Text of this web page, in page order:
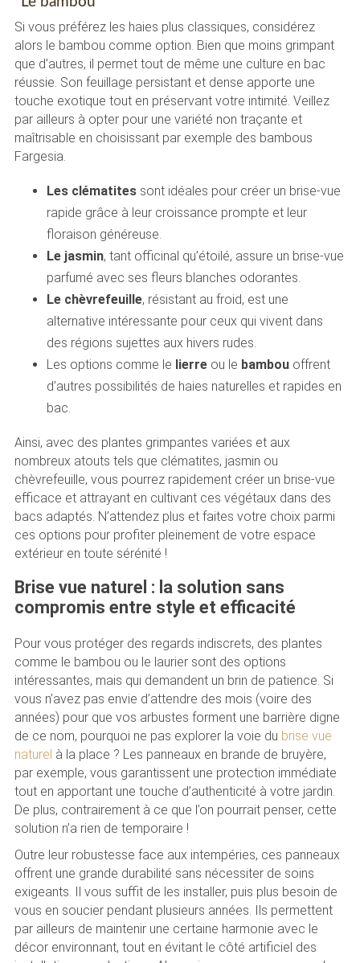
Si vous préférez les haies plus classiques, considérez
alors le bambou comme option. Bien que moins grimpant
que d’autres, il permet tout de même une culture en bac
réussie. Son feuillage persistant et dense apporte une
touche exotique tout en préservant votre intimité. Veillez
par ailleurs à opter pour une variété non traçante et
maîtrisable en choisissant par exemple des bambous
Fargesia.
Les clématitessont idéales pour créer un brise-vue
rapide grâce à leur croissance prompte et leur
floraison généreuse.
Le jasmin, tant officinal qu’étoilé, assure un brise-vue
parfumé avec ses fleurs blanches odorantes.
Le chèvrefeuille, résistant au froid, est une
alternative intéressante pour ceux qui vivent dans
des régions sujettes aux hivers rudes.
Les options comme le lierreou le bambouoffrent
d’autres possibilités de haies naturelles et rapides en
bac.
Ainsi, avec des plantes grimpantes variées et aux
nombreux atouts tels que clématites, jasmin ou
chèvrefeuille, vous pourrez rapidement créer un brise-vue
efficace et attrayant en cultivant ces végétaux dans des
bacs adaptés. N’attendez plus et faites votre choix parmi
ces options pour profiter pleinement de votre espace
extérieur en toute sérénité !
Brise vue naturel : la solution sans
compromis entre style et efficacité
Pour vous protéger des regards indiscrets, des plantes
comme le bambou ou le laurier sont des options
intéressantes, mais qui demandent un brin de patience. Si
vous n’avez pas envie d’attendre des mois (voire des
années) pour que vos arbustes forment une barrière digne
de ce nom, pourquoi ne pas explorer la voie du brise vue
naturel à la place ? Les panneaux en brande de bruyère,
par exemple, vous garantissent une protection immédiate
tout en apportant une touche d’authenticité à votre jardin.
De plus, contrairement à ce que l’on pourrait penser, cette
solution n’a rien de temporaire !
Outre leur robustesse face aux intempéries, ces panneaux
offrent une grande durabilité sans nécessiter de soins
exigeants. Il vous suffit de les installer, puis plus besoin de
vous en soucier pendant plusieurs années. Ils permettent
par ailleurs de maintenir une certaine harmonie avec le
décor environnant, tout en évitant le côté artificiel des